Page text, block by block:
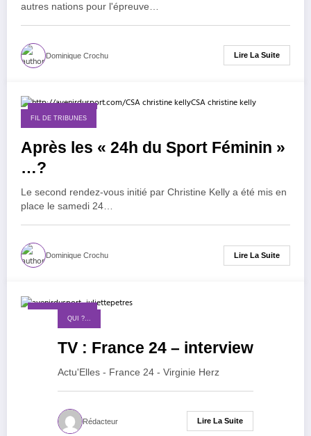
autres nations pour l'épreuve…
Dominique Crochu Lire La Suite
30 janvier 2015
FIL DE TRIBUNES
Après les « 24h du Sport Féminin »
…?
Le second rendez-vous initié par Christine Kelly a été mis en
place le samedi 24…
Dominique Crochu Lire La Suite
QUI ?...
TV : France 24 – interview
Actu'Elles - France 24 - Virginie Herz
Rédacteur Lire La Suite